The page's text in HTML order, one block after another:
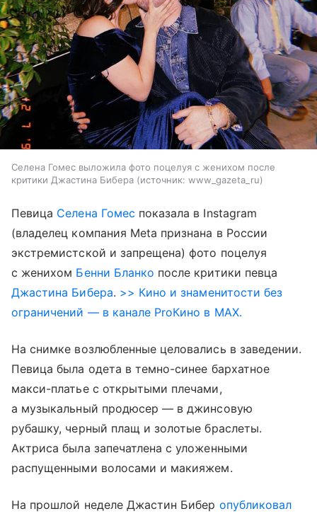
Селена Гомес выложила фото поцелуя с женихом после
критики Джастина Бибера
источник: www_gazeta_ru
Певица Селена Гомес показала в Instagram
(владелец компания Meta признана в России
экстремистской и запрещена) фото поцелуя
с женихом Бенни Бланко после критики певца
Джастина Бибера. >> Кино и знаменитости без
ограничений — в канале ProКино в MAX.
На снимке возлюбленные целовались в заведении.
Певица была одета в темно-синее бархатное
макси-платье с открытыми плечами,
а музыкальный продюсер — в джинсовую
рубашку, черный плащ и золотые браслеты.
Актриса была запечатлена с уложенными
распущенными волосами и макияжем.
На прошлой неделе Джастин Бибер опубликовал